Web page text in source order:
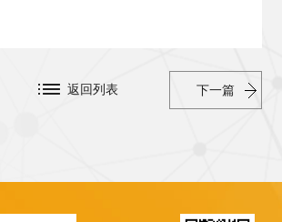
下一篇
返回列表